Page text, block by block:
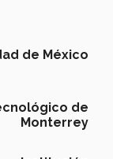
de México
de
Monterrey